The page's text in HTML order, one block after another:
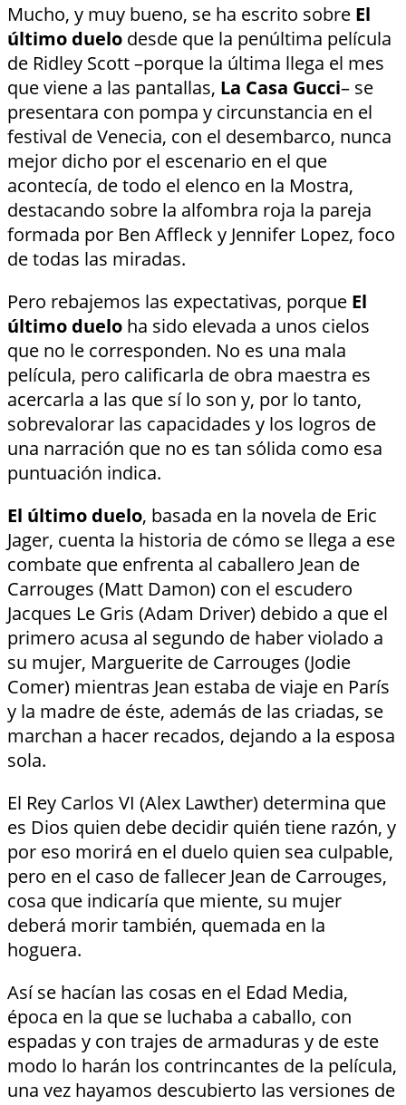
Mucho, y muy bueno, se ha escrito sobre El
último duelo desde que la penúltima película
de Ridley Scott –porque la última llega el mes
que viene a las pantallas, La Casa Gucci– se
presentara con pompa y circunstancia en el
festival de Venecia, con el desembarco, nunca
mejor dicho por el escenario en el que
acontecía, de todo el elenco en la Mostra,
destacando sobre la alfombra roja la pareja
formada por Ben Affleck y Jennifer Lopez, foco
de todas las miradas.
Pero rebajemos las expectativas, porque El
último duelo ha sido elevada a unos cielos
que no le corresponden. No es una mala
película, pero calificarla de obra maestra es
acercarla a las que sí lo son y, por lo tanto,
sobrevalorar las capacidades y los logros de
una narración que no es tan sólida como esa
puntuación indica.
El último duelo, basada en la novela de Eric
Jager, cuenta la historia de cómo se llega a ese
combate que enfrenta al caballero Jean de
Carrouges (Matt Damon) con el escudero
Jacques Le Gris (Adam Driver) debido a que el
primero acusa al segundo de haber violado a
su mujer, Marguerite de Carrouges (Jodie
Comer) mientras Jean estaba de viaje en París
y la madre de éste, además de las criadas, se
marchan a hacer recados, dejando a la esposa
sola.
El Rey Carlos VI (Alex Lawther) determina que
es Dios quien debe decidir quién tiene razón, y
por eso morirá en el duelo quien sea culpable,
pero en el caso de fallecer Jean de Carrouges,
cosa que indicaría que miente, su mujer
deberá morir también, quemada en la
hoguera.
Así se hacían las cosas en el Edad Media,
época en la que se luchaba a caballo, con
espadas y con trajes de armaduras y de este
modo lo harán los contrincantes de la película,
una vez hayamos descubierto las versiones de